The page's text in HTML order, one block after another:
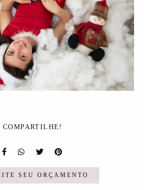
COMPARTILHE!
SEU ORÇAMENTO